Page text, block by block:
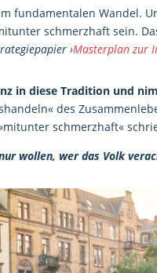
fundamentalen Wandel.
schmerzhaft sein.
›Masterplan zur
in diese Tradition und
des
schmerzhaft«
wollen, wer das Volk